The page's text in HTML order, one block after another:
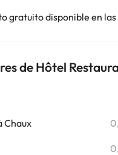
gratuito disponible en
de Hôtel
Chaux